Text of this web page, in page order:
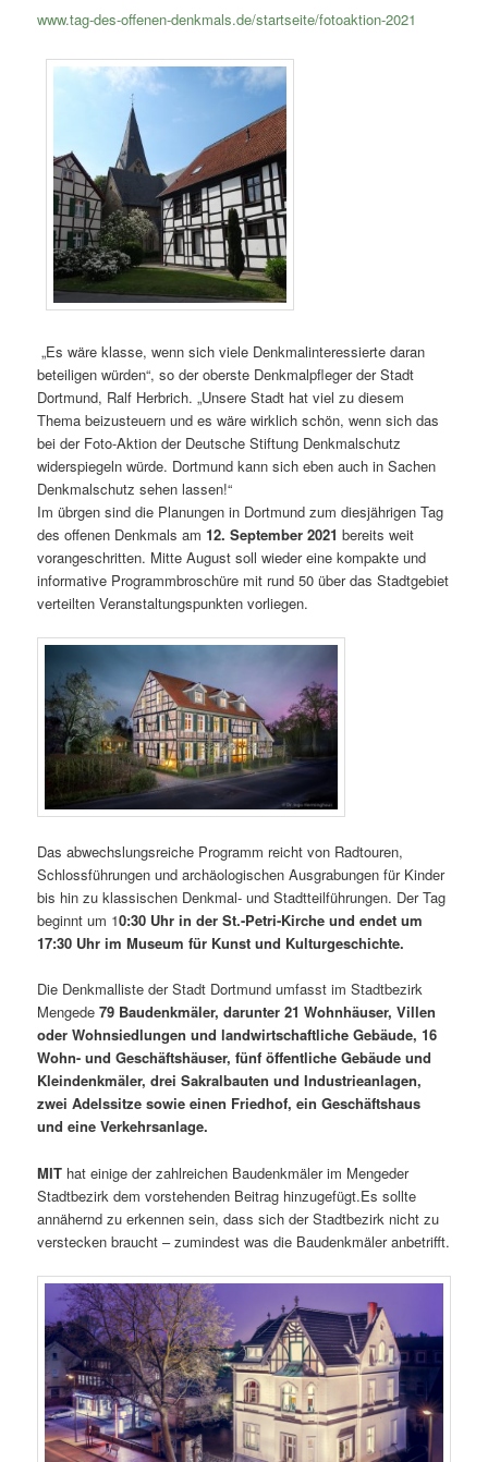
www.tag-des-offenen-denkmals.de/startseite/fotoaktion-2021
„Es wäre klasse, wenn sich viele Denkmalinteressierte daran
beteiligen würden“, so der oberste Denkmalpfleger der Stadt
Dortmund, Ralf Herbrich. „Unsere Stadt hat viel zu diesem
Thema beizusteuern und es wäre wirklich schön, wenn sich das
bei der Foto-Aktion der Deutsche Stiftung Denkmalschutz
widerspiegeln würde. Dortmund kann sich eben auch in Sachen
Denkmalschutz sehen lassen!“
Im übrgen sind die Planungen in Dortmund zum diesjährigen Tag
des offenen Denkmals am12. September 2021 bereits weit
vorangeschritten. Mitte August soll wieder eine kompakte und
informative Programmbroschüre mit rund 50 über das Stadtgebiet
verteilten Veranstaltungspunkten vorliegen.
Das abwechslungsreiche Programm reicht von Radtouren,
Schlossführungen und archäologischen Ausgrabungen für Kinder
bis hin zu klassischen Denkmal- und Stadtteilführungen. Der Tag
beginnt um 10:30 Uhr in der St.-Petri-Kirche und endet um
17:30 Uhr im Museum für Kunst und Kulturgeschichte.
Die Denkmalliste der Stadt Dortmund umfasst im Stadtbezirk
Mengede79 Baudenkmäler, darunter 21 Wohnhäuser, Villen
oder Wohnsiedlungen und landwirtschaftliche Gebäude, 16
Wohn- und Geschäftshäuser, fünf öffentliche Gebäude und
Kleindenkmäler, drei Sakralbauten und Industrieanlagen,
zwei Adelssitze sowie einen Friedhof, ein Geschäftshaus
und eine Verkehrsanlage.
MIT hat einige der zahlreichen Baudenkmäler im Mengeder
Stadtbezirk dem vorstehenden Beitrag hinzugefügt.Es sollte
annähernd zu erkennen sein, dass sich der Stadtbezirk nicht zu
verstecken braucht – zumindest was die Baudenkmäler anbetrifft.